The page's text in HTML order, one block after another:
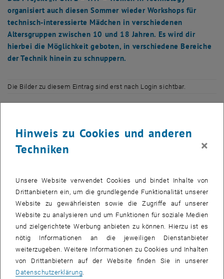
organisiert auch diesen Sommer wieder Workshops für
technisch-interessierte Mädchen in verschiedenen
Altersgruppen zwischen 10 und 18 Jahren. Es wird dir
hierbei die Möglichkeit geboten, in verschiedene Bereiche
der Technik hinein zu schnuppern.
Die Bilder zu diesem Eintrag sind erst nach Login sichtbar.
Studentinnen bzw. Meisterinnen ihres Faches geleitet.
"Admina.at PC-Workshop" (für 10-18jährige Mädchen)
Du hast zwar schon mit Computern gespielt und gearbeitet, aber
noch nie gesehen, was sich innerhalb eines Computergehäuses
abspielt? Bei uns bekommst Du einen Schraubenzieher in die Hand
gedrückt und hast zwei Tage Zeit, dem Computer näher zu kommen!
"Voice Changer" (für 14-18jährige Mädchen)
Dieser Workshop bietet dir die Möglichkeit, deinen eigenen
Sprachenverzerrer zu basteln, der deine Stimme in vier
Hinweis zu Cookies und anderen
Techniken
×
Unsere Website verwendet Cookies und bindet Inhalte von
Drittanbietern ein, um die grundlegende Funktionalität unserer
Website zu gewährleisten sowie die Zugriffe auf unserer
Website zu analysieren und um Funktionen für soziale Medien
und zielgerichtete Werbung anbieten zu können. Hierzu ist es
nötig Informationen an die jeweiligen Dienstanbieter
weiterzugeben. Weitere Informationen zu Cookies und Inhalten
von Drittanbietern auf der Website finden Sie in unserer
Datenschutzerklärung.